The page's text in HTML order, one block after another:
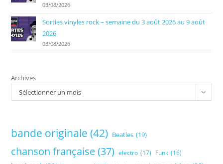
03/08/2026
Sorties vinyles rock – semaine du 3 août 2026 au 9 août
2026
03/08/2026
Archives
Sélectionner un mois
bande originale (42) Beatles (19)
chanson française (37) electro (17) Funk (16)